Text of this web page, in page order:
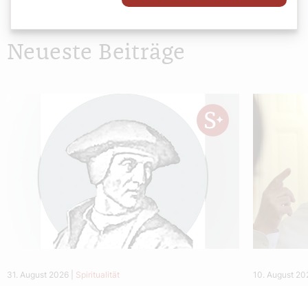
Neueste Beiträge
31. August 2026 Spiritualität 10. August